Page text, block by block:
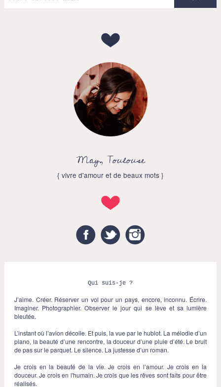
May, Toulouse
{ vivre d'amour et de beaux mots }
FacebookTwitter
Qui suis-je ?
J’aime. Créer. Réserver un vol pour un pays, encore, inconnu. Écrire.
Imaginer. Photographier. Observer le jour qui se lève et sa lumière
bleutée.
L’instant où l’avion décolle. Et puis, la vue par le hublot. La mélodie d’un
piano, la beauté d’une rencontre, la douceur d’une pluie d’été. Le bruit
de pas sur le parquet. Le silence. La justesse d’un roman.
Je crois en la beauté de la vie. Je crois en l’amour. Je crois en la
douceur. Je crois en l'humain. Je crois que les rêves sont faits pour être
réalisés.